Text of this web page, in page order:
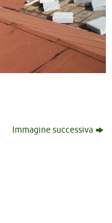
Immagine successiva